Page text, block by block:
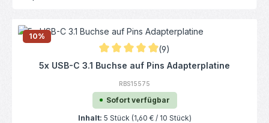
10%
Durchschnittliche Bewertung von 4.94 von
(9)
5x USB-C 3.1 Buchse auf Pins Adapterplatine
RBS15575
Sofort verfügbar
Inhalt: 5 Stück (1,60 € / 10 Stück)